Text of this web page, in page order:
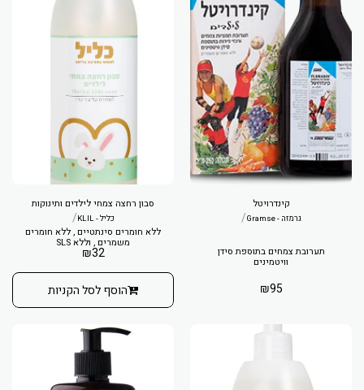
קינדרויטל
גרמזה - Gramse /
תערובת צמחים בתוספת סידן
וויטמינים
₪95
סבון רחצה צמחי לילדים ותינוקות
כליל - KLIL /
ללא חומרים סינתטיים , ללא חומרים
משמרים , וללא SLS
₪32
הוסף לסל הקניות